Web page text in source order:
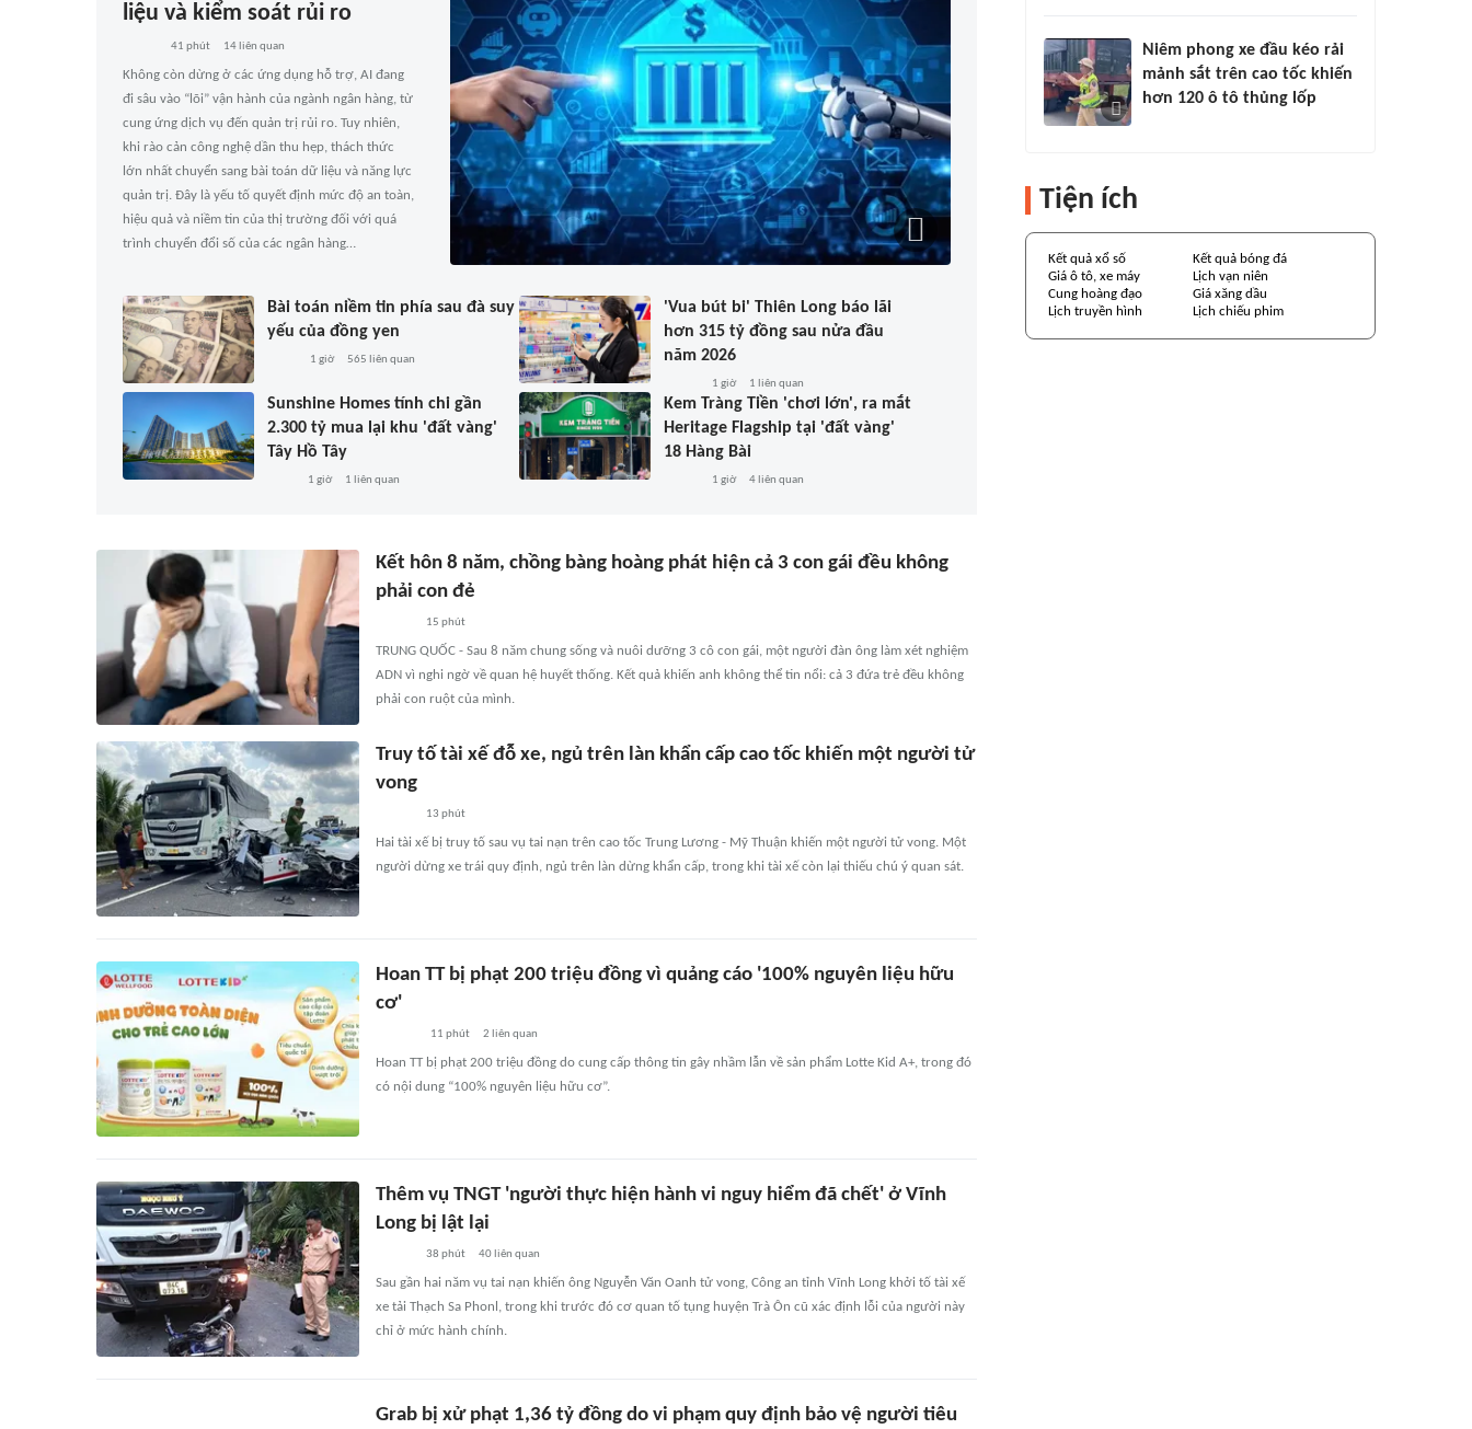
liệu và kiểm soát rủi ro
41 phút 14 liên quan
Không còn dừng ở các ứng dụng hỗ trợ, AI đang
đi sâu vào “lõi” vận hành của ngành ngân hàng, từ
cung ứng dịch vụ đến quản trị rủi ro. Tuy nhiên,
khi rào cản công nghệ dần thu hẹp, thách thức
lớn nhất chuyển sang bài toán dữ liệu và năng lực
quản trị. Đây là yếu tố quyết định mức độ an toàn,
hiệu quả và niềm tin của thị trường đối với quá
trình chuyển đổi số của các ngân hàng…
Bài toán niềm tin phía sau đà suy
yếu của đồng yen
1 giờ 565 liên quan
'Vua bút bi' Thiên Long báo lãi
hơn 315 tỷ đồng sau nửa đầu
năm 2026
1 giờ 1 liên quan
Sunshine Homes tính chi gần
2.300 tỷ mua lại khu 'đất vàng'
Tây Hồ Tây
1 giờ 1 liên quan
Kem Tràng Tiền 'chơi lớn', ra mắt
Heritage Flagship tại 'đất vàng'
18 Hàng Bài
1 giờ 4 liên quan
Kết hôn 8 năm, chồng bàng hoàng phát hiện cả 3 con gái đều không
phải con đẻ
15 phút
TRUNG QUỐC - Sau 8 năm chung sống và nuôi dưỡng 3 cô con gái, một người đàn ông làm xét nghiệm
ADN vì nghi ngờ về quan hệ huyết thống. Kết quả khiến anh không thể tin nổi: cả 3 đứa trẻ đều không
phải con ruột của mình.
Truy tố tài xế đỗ xe, ngủ trên làn khẩn cấp cao tốc khiến một người tử
vong
13 phút
Hai tài xế bị truy tố sau vụ tai nạn trên cao tốc Trung Lương - Mỹ Thuận khiến một người tử vong. Một
người dừng xe trái quy định, ngủ trên làn dừng khẩn cấp, trong khi tài xế còn lại thiếu chú ý quan sát.
Hoan TT bị phạt 200 triệu đồng vì quảng cáo '100% nguyên liệu hữu
cơ'
11 phút 2 liên quan
Hoan TT bị phạt 200 triệu đồng do cung cấp thông tin gây nhầm lẫn về sản phẩm Lotte Kid A+, trong đó
có nội dung “100% nguyên liệu hữu cơ”.
Thêm vụ TNGT 'người thực hiện hành vi nguy hiểm đã chết' ở Vĩnh
Long bị lật lại
38 phút 40liên quan
Sau gần hai năm vụ tai nạn khiến ông Nguyễn Văn Oanh tử vong, Công an tỉnh Vĩnh Long khởi tố tài xế
xe tải Thạch Sa Phonl, trong khi trước đó cơ quan tố tụng huyện Trà Ôn cũ xác định lỗi của người này
chỉ ở mức hành chính.
Grab bị xử phạt 1,36 tỷ đồng do vi phạm quy định bảo vệ người tiêu
Niêm phong xe đầu kéo rải
mảnh sắt trên cao tốc khiến
hơn 120 ô tô thủng lốp
Tiện ích
Kết quả xổ số
Kết quả bóng đá
Giá ô tô, xe máy
Lịch vạn niên
Cung hoàng đạo
Giá xăng dầu
Lịch truyền hình
Lịch chiếu phim